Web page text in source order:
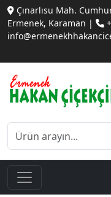
Çınarlısu Mah.
Ermenek, Karaman |